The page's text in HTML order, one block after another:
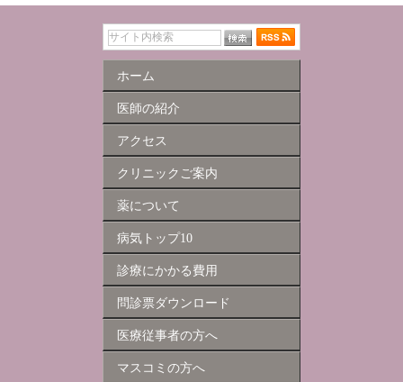
ホーム
医師の紹介
アクセス
クリニックご案内
薬について
病気トップ10
診療にかかる費用
問診票ダウンロード
医療従事者の方へ
マスコミの方へ